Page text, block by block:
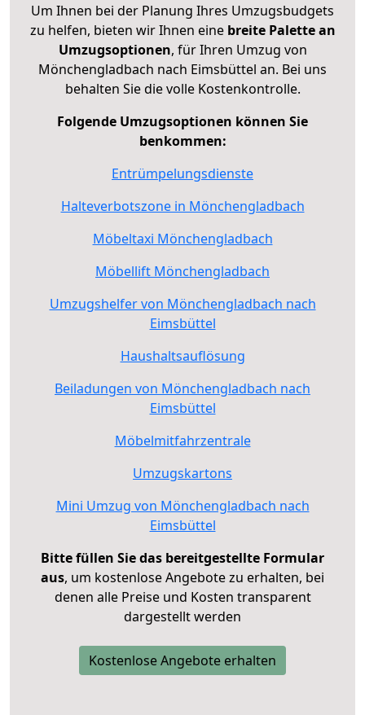
Um Ihnen bei der Planung Ihres Umzugsbudgets
zu helfen, bieten wir Ihnen eine breite Palette an
Umzugsoptionen, für Ihren Umzug von
Mönchengladbach nach Eimsbüttel an. Bei uns
behalten Sie die volle Kostenkontrolle.
Folgende Umzugsoptionen können Sie
benkommen:
Entrümpelungsdienste
Halteverbotszone in Mönchengladbach
Möbeltaxi Mönchengladbach
Möbellift Mönchengladbach
Umzugshelfer von Mönchengladbach nach
Eimsbüttel
Haushaltsauflösung
Beiladungen von Mönchengladbach nach
Eimsbüttel
Möbelmitfahrzentrale
Umzugskartons
Mini Umzug von Mönchengladbach nach
Eimsbüttel
Bitte füllen Sie das bereitgestellte Formular
aus, um kostenlose Angebote zu erhalten, bei
denen alle Preise und Kosten transparent
dargestellt werden
Kostenlose Angebote erhalten